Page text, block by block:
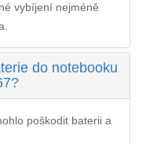
vybíjení nejméně
do notebooku
poškodit baterii a